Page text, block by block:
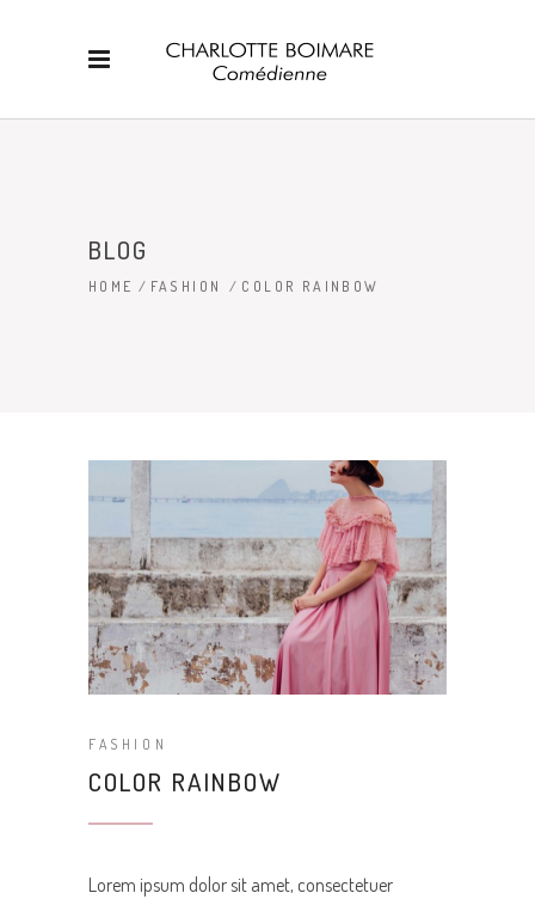
BLOG
HOME / FASHION / COLOR RAINBOW
FASHION
COLOR RAINBOW
Lorem ipsum dolor sit amet, consectetuer